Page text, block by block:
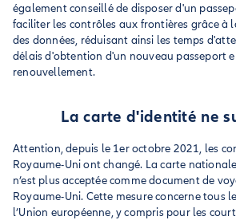
également conseillé de disposer d'un
faciliter les contrôles aux frontières grâce à
des données, réduisant ainsi les temps
délais d'obtention d'un nouveau passeport
renouvellement.
La carte d'identité ne
Attention, depuis le 1er octobre 2021, les
Royaume-Uni ont changé. La carte
n’est plus acceptée comme document de
Royaume-Uni. Cette mesure concerne tous
l’Union européenne, y compris pour les